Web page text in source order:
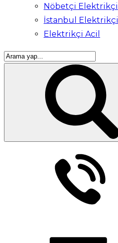
Nöbetçi Elektrikçi
İstanbul Elektrikçi
Elektrikçi Acil